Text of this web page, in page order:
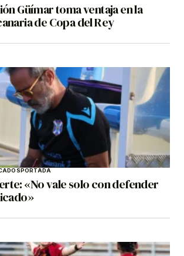
Güímar toma ventaja en la
de Copa del Rey
PORTADA
«No vale solo con defender